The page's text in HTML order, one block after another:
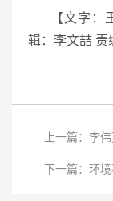
【文字
辑：李文喆 责
上一篇：李